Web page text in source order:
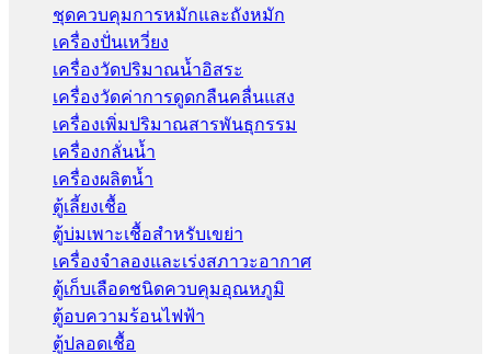
ชุดควบคุมการหมักและถังหมัก
เครื่องปั่นเหวี่ยง
เครื่องวัดปริมาณน้ำอิสระ
เครื่องวัดค่าการดูดกลืนคลื่นแสง
เครื่องเพิ่มปริมาณสารพันธุกรรม
เครื่องกลั่นน้ำ
เครื่องผลิตน้ำ
ตู้เลี้ยงเชื้อ
ตู้บ่มเพาะเชื้อสำหรับเขย่า
เครื่องจำลองและเร่งสภาวะอากาศ
ตู้เก็บเลือดชนิดควบคุมอุณหภูมิ
ตู้อบความร้อนไฟฟ้า
ตู้ปลอดเชื้อ